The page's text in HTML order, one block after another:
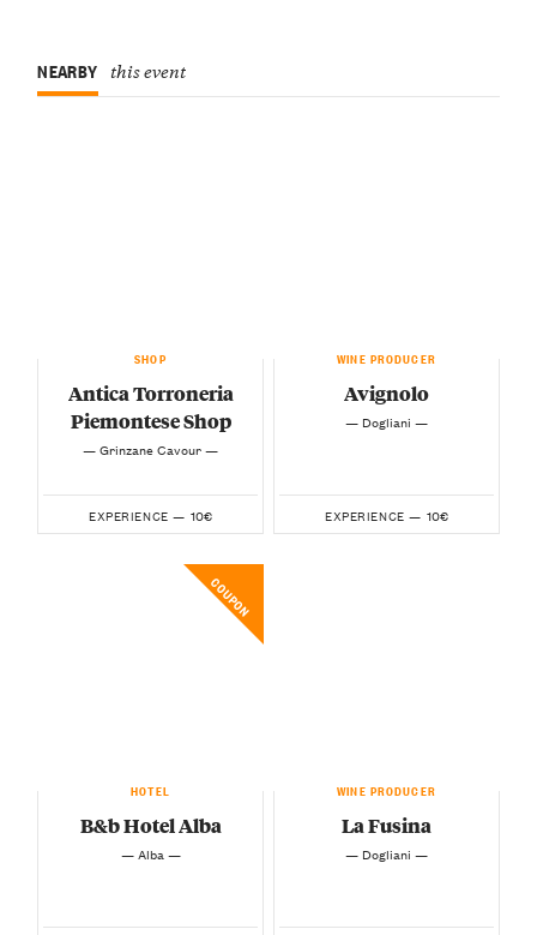
NEARBY this event
SHOP
Antica Torroneria
Piemontese Shop
— Grinzane Cavour —
EXPERIENCE — 10€
WINE PRODUCER
Avignolo
— Dogliani —
EXPERIENCE — 10€
COUPON
HOTEL
B&b Hotel Alba
— Alba —
WINE PRODUCER
La Fusina
— Dogliani —